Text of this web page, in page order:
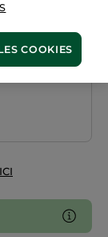
COOKIES